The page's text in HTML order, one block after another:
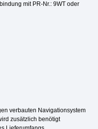
mit PR-Nr.: 9WT oder
verbauten Navigationsystem
zusätzlich benötigt